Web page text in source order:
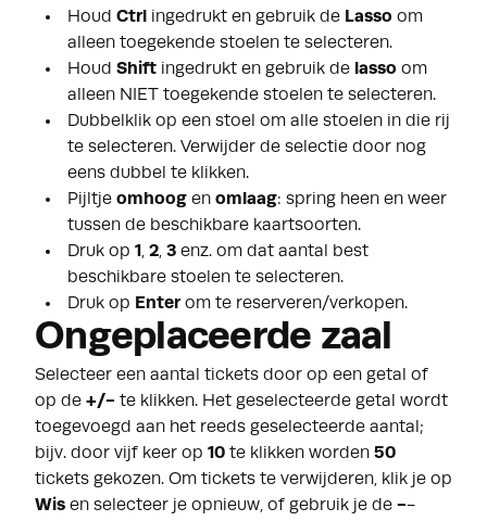
Houd Ctrl ingedrukt en gebruik de Lasso om
alleen toegekende stoelen te selecteren.
Houd Shift ingedrukt en gebruik de lasso om
alleen NIET toegekende stoelen te selecteren.
Dubbelklik op een stoel om alle stoelen in die rij
te selecteren. Verwijder de selectie door nog
eens dubbel te klikken.
Pijltje omhoog en omlaag: spring heen en weer
tussen de beschikbare kaartsoorten.
Druk op 1 , 2, 3 enz. om dat aantal best
beschikbare stoelen te selecteren.
Druk op Enterom te reserveren/verkopen.
Ongeplaceerde zaal
Selecteer een aantal tickets door op een getal of
op de +/- te klikken. Het geselecteerde getal wordt
toegevoegd aan het reeds geselecteerde aantal;
bijv. door vijf keer op 10 te klikken worden 50
tickets gekozen. Om tickets te verwijderen, klik je op
Wis en selecteer je opnieuw, of gebruik je de --